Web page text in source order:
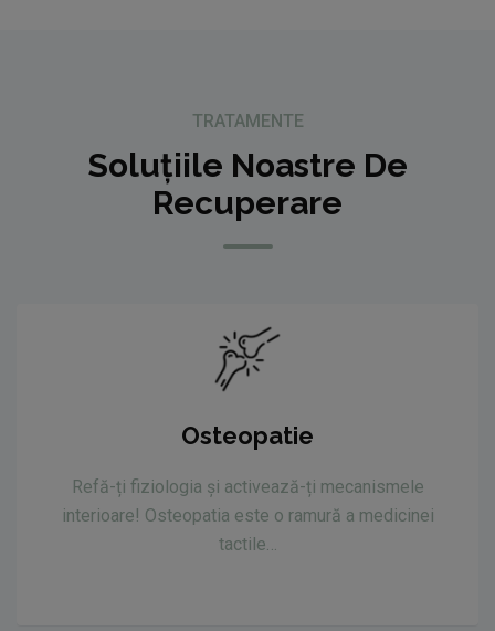
TRATAMENTE
Soluțiile Noastre De
Recuperare
Osteopatie
Refă-ți fiziologia și activează-ți mecanismele
interioare! Osteopatia este o ramură a medicinei
tactile…